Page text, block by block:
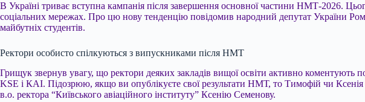
В Україні триває вступна кампанія після завершення основної частини НМТ-2026.
соціальних мережах. Про цю нову тенденцію повідомив народний депутат України
майбутніх студентів.
Ректори особисто спілкуються з випускниками після НМТ
Грищук звернув увагу, що ректори деяких закладів вищої освіти активно коментують
KSE і КАІ. Підозрюю, якщо ви опублікуєте свої результати НМТ, то Тимофій чи Ксенія
в.о. ректора “Київського авіаційного інституту” Ксенію Семенову.